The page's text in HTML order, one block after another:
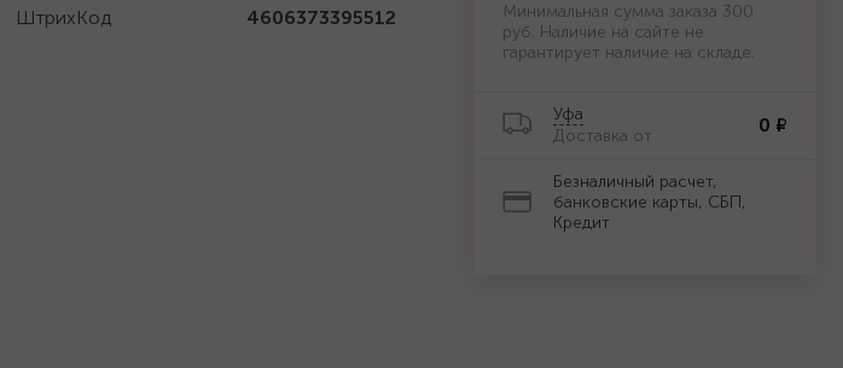
ШтрихКод
4606373395512
Минимальная сумма заказа 300
руб. Наличие на сайте не
гарантирует наличие на складе.
Уфа
Доставка от
0 ₽
Безналичный расчет,
банковские карты, СБП,
Кредит